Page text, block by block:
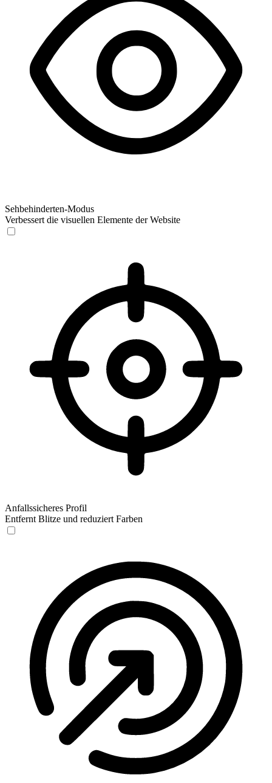
Sehbehinderten-Modus
Verbessert die visuellen Elemente der Website
Anfallssicheres Profil
Entfernt Blitze und reduziert Farben